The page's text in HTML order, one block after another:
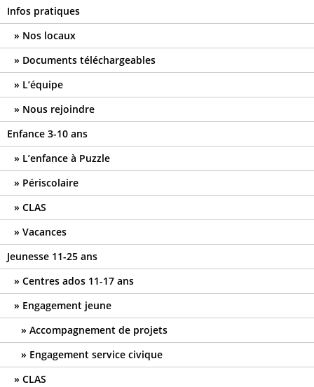
Infos pratiques
Nos locaux
Documents téléchargeables
L’équipe
Nous rejoindre
Enfance 3-10 ans
L’enfance à Puzzle
Périscolaire
CLAS
Vacances
Jeunesse 11-25 ans
Centres ados 11-17 ans
Engagement jeune
Accompagnement de projets
Engagement service civique
CLAS